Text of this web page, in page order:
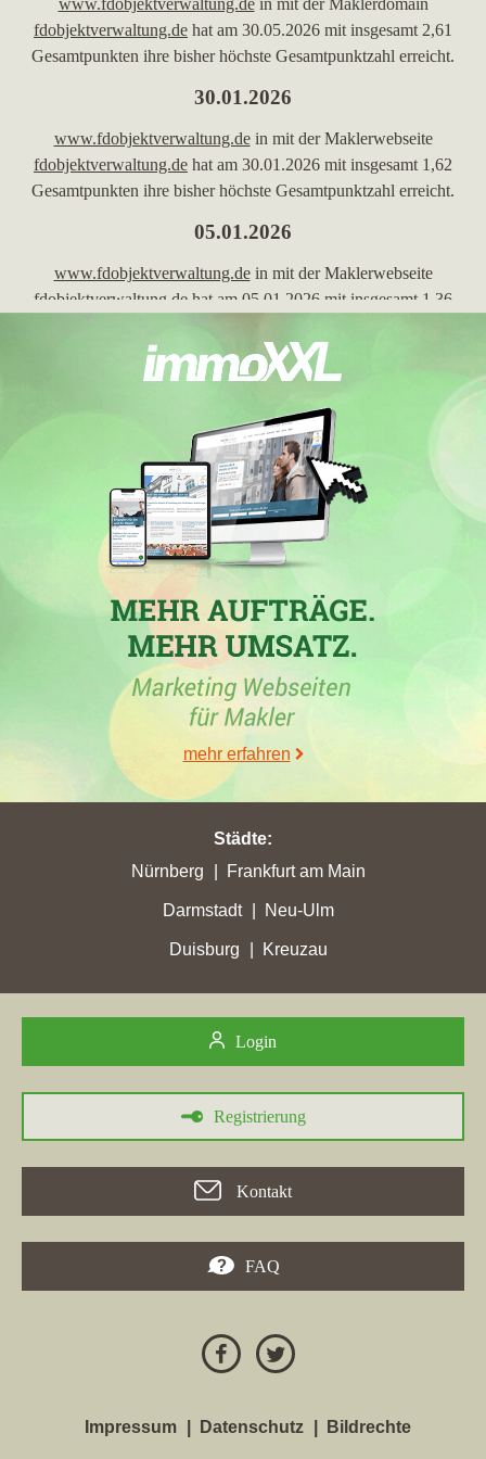
www.fdobjektverwaltung.dein mit der Maklerdomain
fdobjektverwaltung.de hat am 30.05.2026 mit insgesamt 2,61
Gesamtpunkten ihre bisher höchste Gesamtpunktzahl erreicht.
30.01.2026
www.fdobjektverwaltung.dein mit der Maklerwebseite
fdobjektverwaltung.de hat am 30.01.2026 mit insgesamt 1,62
Gesamtpunkten ihre bisher höchste Gesamtpunktzahl erreicht.
05.01.2026
www.fdobjektverwaltung.dein mit der Maklerwebseite
fdobjektverwaltung.de hat am 05.01.2026 mit insgesamt 1,36
22.05.2023
in mit der Maklerwebseite
hat am 22.05.2023 mit insgesamt 1,06
Gesamtpunkten ihre bisher höchste Gesamtpunktzahl erreicht.
05.05.2023
www.fdobjektverwaltung.dein mit der Maklerdomain
fdobjektverwaltung.dehat am 05.05.2023 mit insgesamt 0,52
Gesamtpunkten ihre bisher höchste Gesamtpunktzahl erreicht.
mehr erfahren
Städte:
Nürnberg
Frankfurt am Main
Darmstadt Neu-Ulm
Duisburg Kreuzau
Login
Registrierung
Kontakt
FAQ
Impressum Datenschutz Bildrechte